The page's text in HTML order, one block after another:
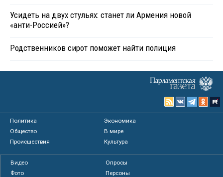
Усидеть на двух стульях: станет ли Армения новой
«анти-Россией»?
Родственников сирот поможет найти полиция
Политика
Экономика
Общество
В мире
Происшествия
Культура
Видео
Опросы
Фото
Персоны